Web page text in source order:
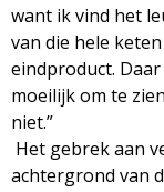
want ik vind het
van die hele
eindproduct.
moeilijk om te
niet.”
Het gebrek aan
achtergrond van